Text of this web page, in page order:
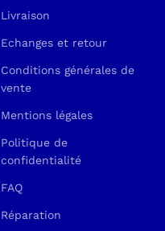
Livraison
Echanges et retour
Conditions générales de
vente
Mentions légales
Politique de
confidentialité
FAQ
Réparation